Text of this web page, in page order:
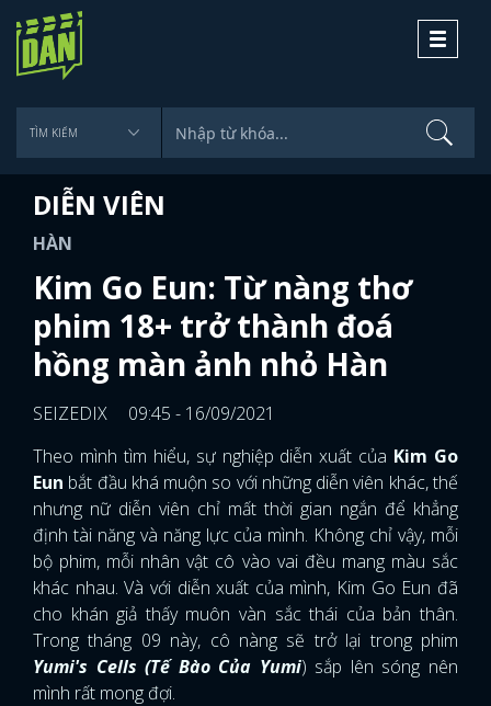
Toggle
DIỄN VIÊN
HÀN
Kim Go Eun: Từ nàng thơ
phim 18+ trở thành đoá
hồng màn ảnh nhỏ Hàn
SEIZEDIX
09:45 - 16/09/2021
Theo mình tìm hiểu, sự nghiệp diễn xuất của Kim Go
Eun bắt đầu khá muộn so với những diễn viên khác, thế
nhưng nữ diễn viên chỉ mất thời gian ngắn để khẳng
định tài năng và năng lực của mình. Không chỉ vậy, mỗi
bộ phim, mỗi nhân vật cô vào vai đều mang màu sắc
khác nhau. Và với diễn xuất của mình, Kim Go Eun đã
cho khán giả thấy muôn vàn sắc thái của bản thân.
Trong tháng 09 này, cô nàng sẽ trở lại trong phim
Yumi's Cells (Tế Bào Của Yumi) sắp lên sóng nên
mình rất mong đợi.